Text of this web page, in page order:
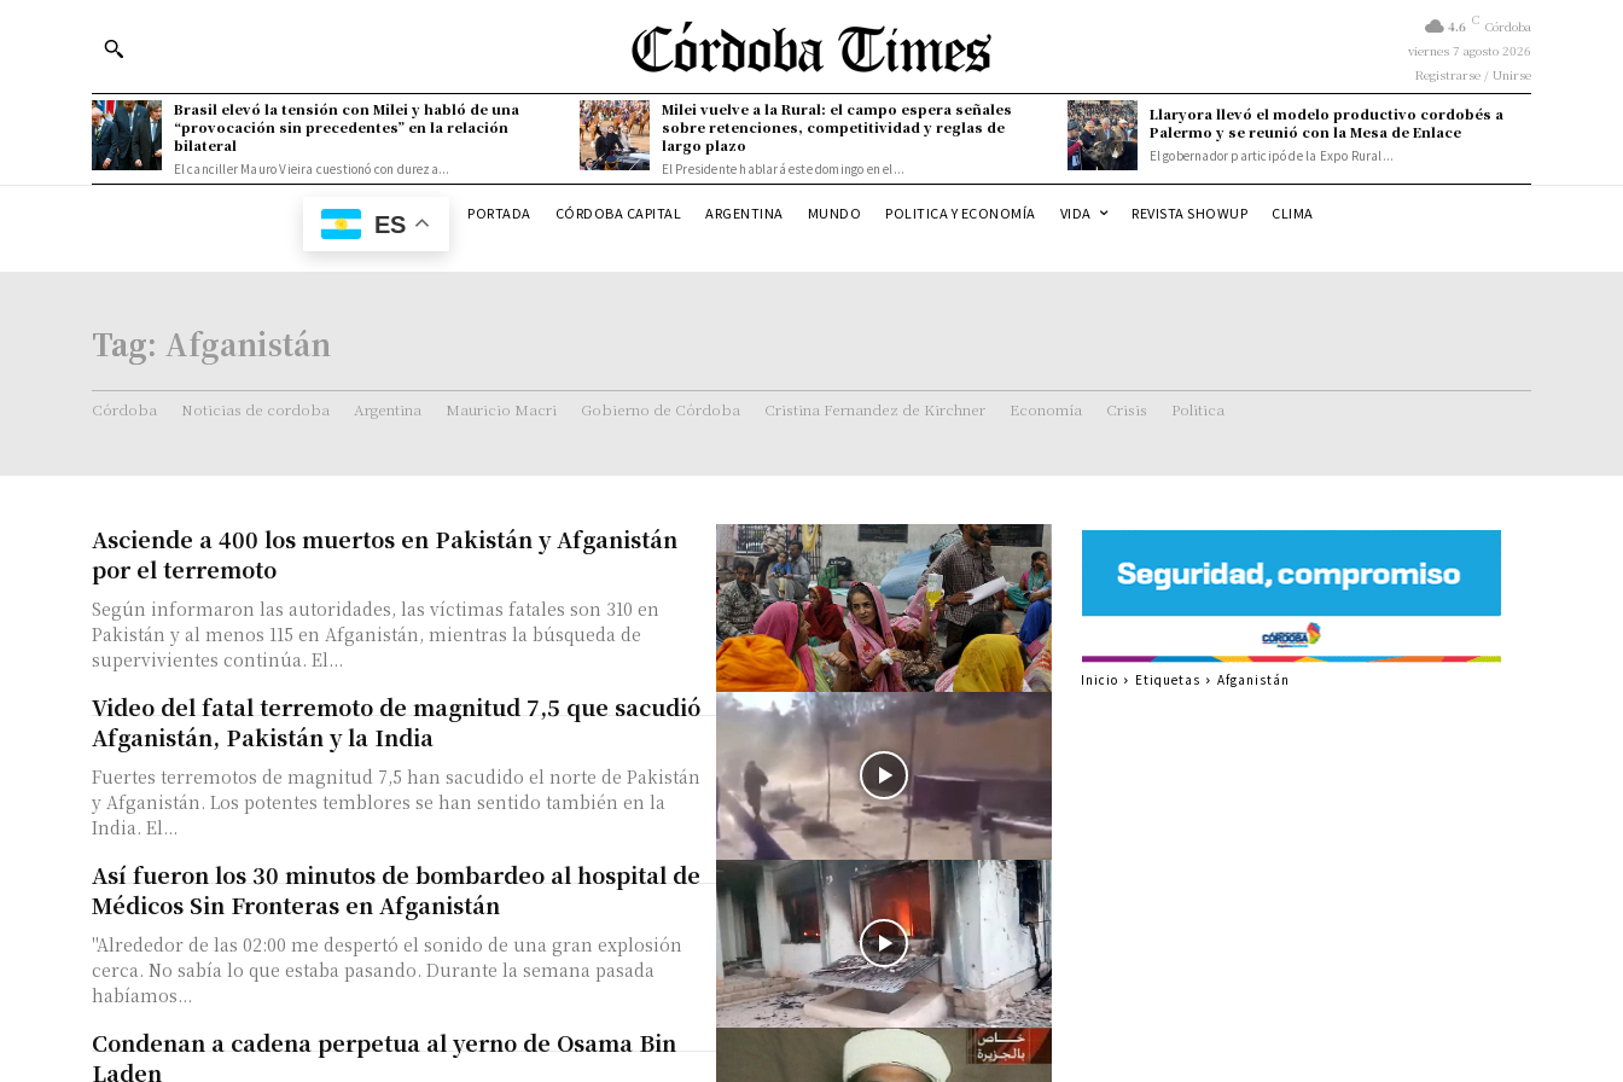
4.6 C Córdoba
viernes 7 agosto 2026
Registrarse / Unirse
Brasil elevó la tensión con Milei y habló de una
“provocación sin precedentes” en la relación
bilateral
El canciller Mauro Vieira cuestionó con dureza...
Milei vuelve a la Rural: el campo espera señales
sobre retenciones, competitividad y reglas de
largo plazo
El Presidente hablará este domingo en el...
Llaryora llevó el modelo productivo cordobés a
Palermo y se reunió con la Mesa de Enlace
El gobernador participó de la Expo Rural...
ES PORTADA CÓRDOBA CAPITAL ARGENTINA MUNDO POLITICA Y ECONOMÍA VIDA REVISTA SHOWUP CLIMA
Tag: Afganistán
Córdoba Noticias de cordoba Argentina Mauricio Macri Gobierno de Córdoba Cristina Fernandez de Kirchner Economía Crisis Politica
Asciende a 400 los muertos en Pakistán y Afganistán
por el terremoto
Según informaron las autoridades, las víctimas fatales son 310 en
Pakistán y al menos 115 en Afganistán, mientras la búsqueda de
supervivientes continúa. El...
Video del fatal terremoto de magnitud 7,5 que sacudió
Afganistán, Pakistán y la India
Fuertes terremotos de magnitud 7,5 han sacudido el norte de Pakistán
y Afganistán. Los potentes temblores se han sentido también en la
India. El...
Así fueron los 30 minutos de bombardeo al hospital de
Médicos Sin Fronteras en Afganistán
"Alrededor de las 02:00 me despertó el sonido de una gran explosión
cerca. No sabía lo que estaba pasando. Durante la semana pasada
habíamos...
Condenan a cadena perpetua al yerno de Osama Bin
Laden
Inicio Etiquetas Afganistán